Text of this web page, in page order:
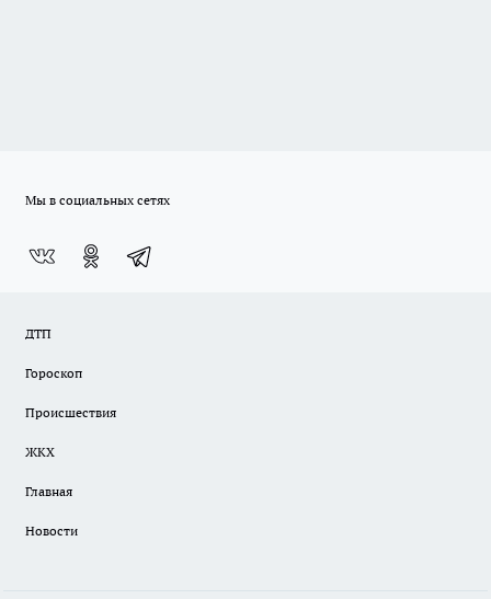
Мы в социальных сетях
ДТП
Гороскоп
Происшествия
ЖКХ
Главная
Новости